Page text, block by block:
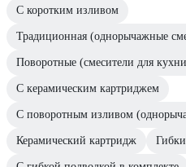
С коротким изливом
Традиционная (однорычажные
Поворотные (смесители для
С керамическим картриджем
С поворотным изливом
Керамический картридж